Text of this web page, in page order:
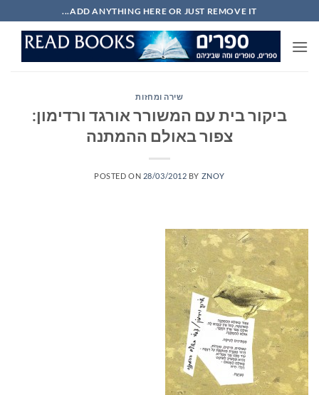
to
content
ADD ANYTHING HERE OR JUST REMOVE IT...
שירה ומחזות
ביקור בית עם המשורר אורגד ורדימון:
צפור באולם ההמתנה
POSTED ON 28/03/2012 BY ZNOY